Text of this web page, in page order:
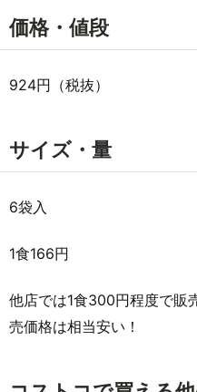
価格・値段
924円（税抜）
サイズ・量
6袋入
1食166円
他店では1食300円程度で販
売価格は相当安い！